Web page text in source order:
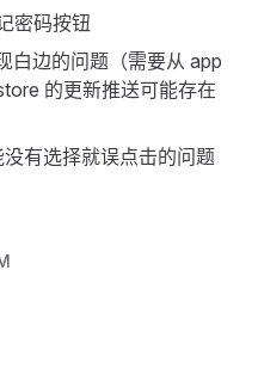
密码按钮
白边的问题（需要从 app
的更新推送可能存在
有选择就误点击的问题